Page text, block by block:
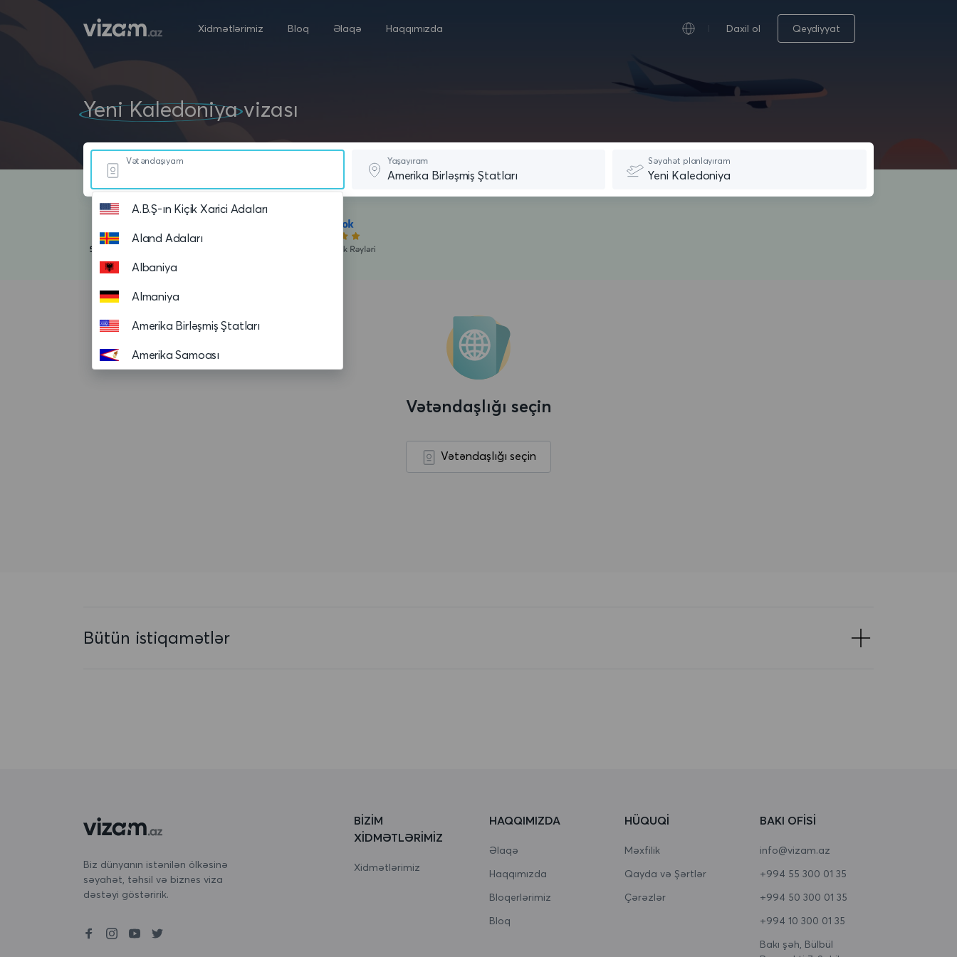
Xidmətlərimiz Bloq Əlaqə Haqqımızda Daxil ol Qeydiyyat
Yeni Kaledoniyavizası
A.B.Ş-ın Kiçik Xarici Adaları
Aland Adaları
Albaniya
Almaniya
Amerika Birləşmiş Ştatları
Amerika Samoası
Avstriya
Belçika
Benin
Bəhreyn
Vətəndaşıyam Yaşayıram Səyahət planlayıram
Vətəndaşlığı seçin
Vətəndaşlığı seçin
Bütün istiqamətlər
Biz dünyanın istənilən ölkəsinə
səyahət, təhsil və biznes viza
dəstəyi göstəririk.
BIZIM
XIDMƏTLƏRIMIZ
Xidmətlərimiz
HAQQIMIZDA
Əlaqə
Haqqımızda
Bloqerlərimiz
Bloq
HÜQUQI
Məxfilik
Qayda və Şərtlər
Çərəzlər
BAKI OFISI
info@vizam.az
+994 55 300 01 35
+994 50 300 01 35
+994 10 300 01 35
Bakı şəh, Bülbül